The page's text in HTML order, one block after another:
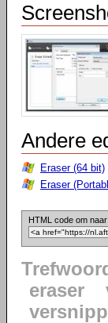
Andere
Eraser (64 bit)
Eraser
HTML code om
eraser